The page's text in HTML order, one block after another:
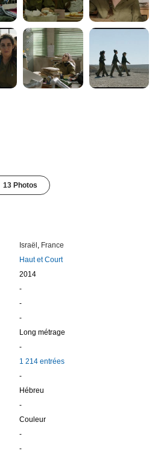
13 Photos
Israël , France
Haut et Court
2014
-
-
-
Long métrage
-
1 214 entrées
-
Hébreu
-
Couleur
-
-